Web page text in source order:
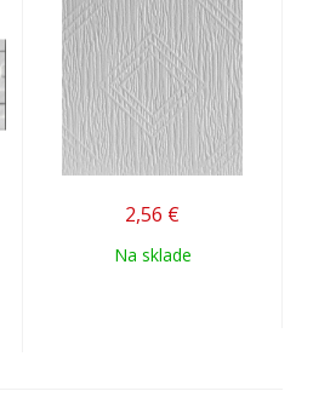
2,56 €
Na sklade